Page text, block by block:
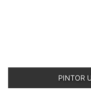
PINTOR